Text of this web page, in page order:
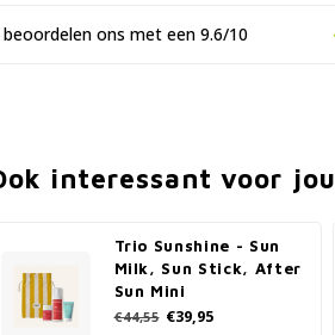
ons met een 9.6/10
interessant voor jou
Trio Sunshine - Sun
Milk, Sun Stick, After
Sun Mini
€44,55 €39,95